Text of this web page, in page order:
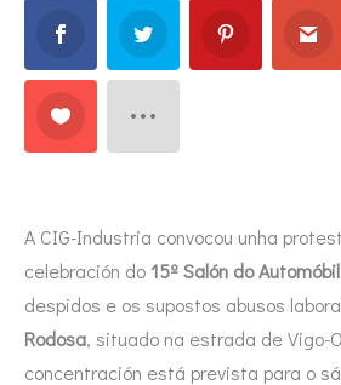
A CIG-Industria convocou unha
celebración do15º Salón do Automóbil
despidos e os supostos abusos
Rodosa, situado na estrada de Vigo-
concentración está prevista para o